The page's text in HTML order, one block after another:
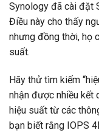
Synology đã cài đặt
Điều này cho thấy
nhưng đồng thời, họ
suất.
Hãy thử tìm kiếm
nhận được nhiều kết
hiệu suất từ các
bạn biết rằng IOPS